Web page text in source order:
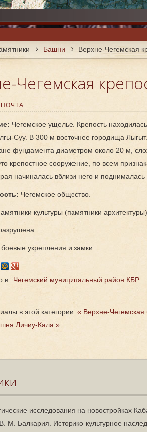
Поселения на Тереке
Интерактивная карта
Башни Верхне-Чегемская
Чегемская
Чегемское ущелье. Крепость
Суу. В 300 м восточнее городища
фундамента диаметром около 20 м,
крепостное сооружение, по всем
начиналась вблизи него и поднималась
Чегемское общество.
культуры (памятники архитектуры).
боевые укрепления и замки.
в Чегемский муниципальный район КБР
в этой категории: « Верхне-
Личиу-Кала »
исследования на новостройках
М. Балкария. Историко-культурное